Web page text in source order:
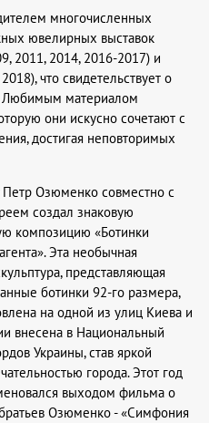
многочисленных
ювелирных выставок
2011, 2014, 2016-2017) и
что свидетельствует о
Любимым материалом
они искусно сочетают с
достигая неповторимых
Петр Озюменко совместно с
создал знаковую
композицию «Ботинки
Эта необычная
представляющая
ботинки 92-го размера,
на одной из улиц Киева и
внесена в Национальный
Украины, став яркой
города. Этот год
выходом фильма о
Озюменко - «Симфония